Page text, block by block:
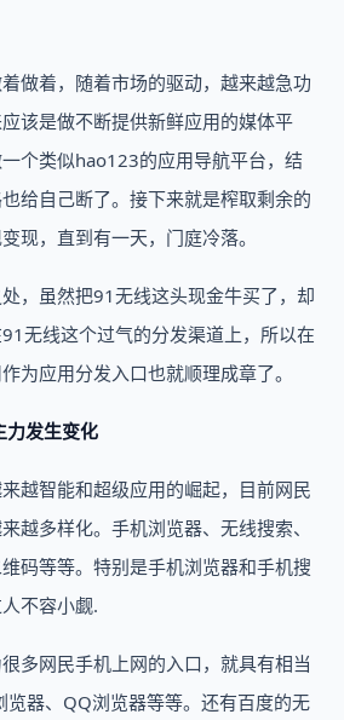
做着，随着市场的驱动，越来越急功
该是做不断提供新鲜应用的媒体平
个类似hao123的应用导航平台，结
给自己断了。接下来就是榨取剩余的
现，直到有一天，门庭冷落。
，虽然把91无线这头现金牛买了，却
无线这个过气的分发渠道上，所以在
为应用分发入口也就顺理成章了。
力发生变化
越智能和超级应用的崛起，目前网民
越多样化。手机浏览器、无线搜索、
码等等。特别是手机浏览器和手机搜
不容小觑.
多网民手机上网的入口，就具有相当
览器、QQ浏览器等等。还有百度的无